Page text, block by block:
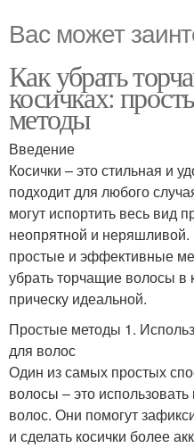
Вас может
Как убрать
косичках:
методы
Введение
Косички – это стильная и
подходит для любого
могут испортить весь вид
неопрятной и
простые и эффективные
убрать торчащие волосы в
прическу идеальной.
Простые методы 1.
для волос
Один из самых простых
волосы – это
волос. Они помогут
и сделать косички более